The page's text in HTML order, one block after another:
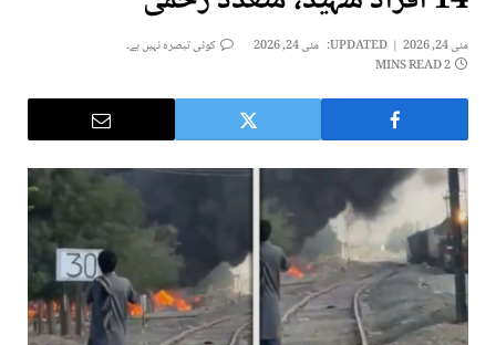
مئی 24, 2026 UPDATED: مئی 24, 2026
کوئی تبصرہ نہیں ہے۔
2 MINS READ